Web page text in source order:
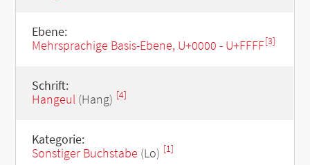
Ebene:
Mehrsprachige Basis-Ebene, U+0000 - U+FFFF[3]
Schrift:
Hangeul(Hang) [4]
Kategorie:
Sonstiger Buchstabe (Lo) [1]